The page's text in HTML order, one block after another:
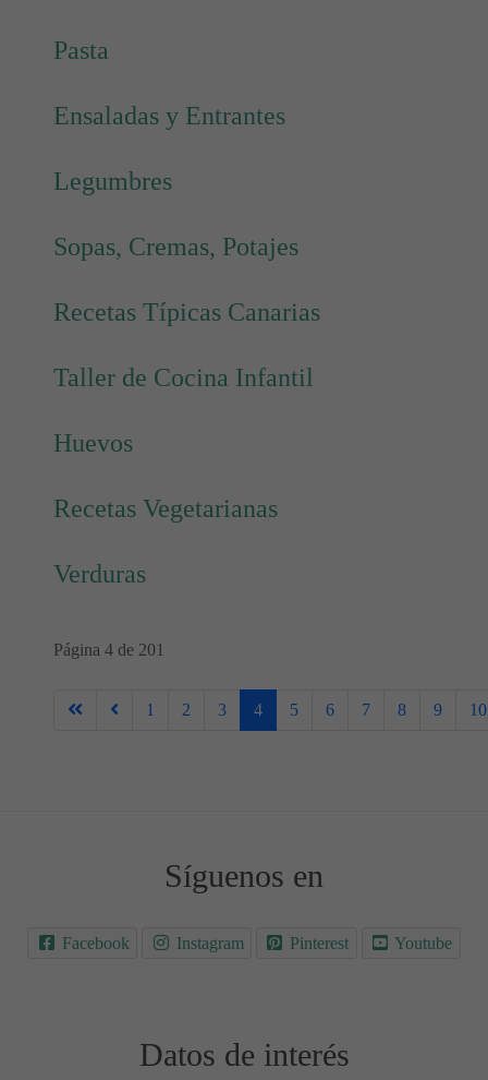
Pasta
Ensaladas y Entrantes
Legumbres
Sopas, Cremas, Potajes
Recetas Típicas Canarias
Taller de Cocina Infantil
Huevos
Recetas Vegetarianas
Verduras
Página 4 de 201
1 2 3 4 5 6 7 8 9 10
Síguenos en
Facebook Instagram Pinterest Youtube
Datos de interés